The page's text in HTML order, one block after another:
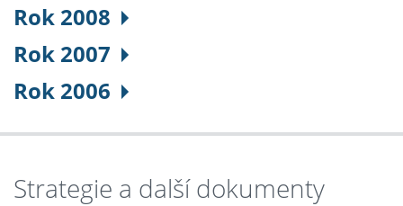
Rok 2008
Rok 2007
Rok 2006
Strategie a další dokumenty